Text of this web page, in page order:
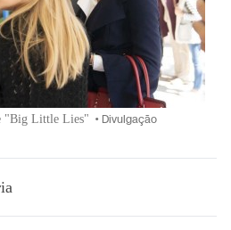
"Big Little Lies" • Divulgação